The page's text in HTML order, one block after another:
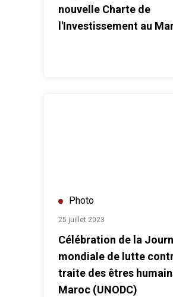
nouvelle Charte de
l'Investissement au
Photo
25 juillet 2023
Célébration de la
mondiale de lutte
traite des êtres
Maroc (UNODC)